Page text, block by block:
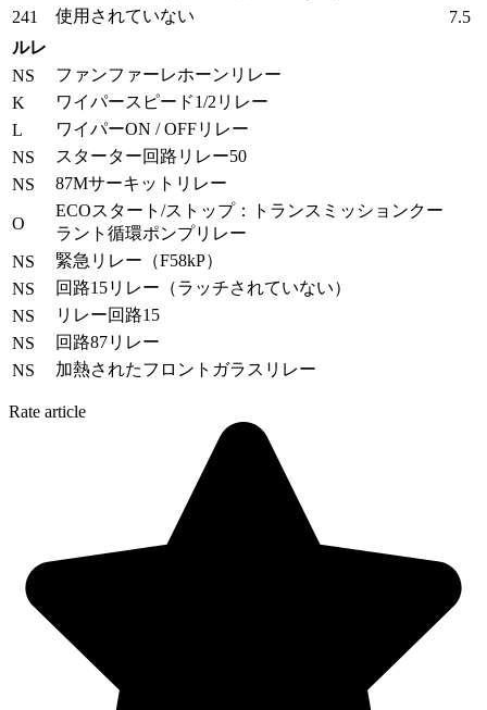
241
使用されていない
7.5
ルレ
NS
ファンファーレホーンリレー
K
ワイパースピード1/2リレー
L
ワイパーON / OFFリレー
NS
スターター回路リレー50
NS
87Mサーキットリレー
O
ECOスタート/ストップ：トランスミッションクー
ラント循環ポンプリレー
NS
緊急リレー（F58kP）
NS
回路15リレー（ラッチされていない）
NS
リレー回路15
NS
回路87リレー
NS
加熱されたフロントガラスリレー
Rate article